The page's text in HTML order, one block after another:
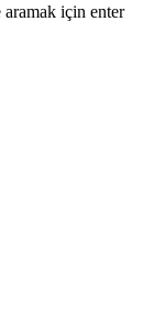
aramak için enter